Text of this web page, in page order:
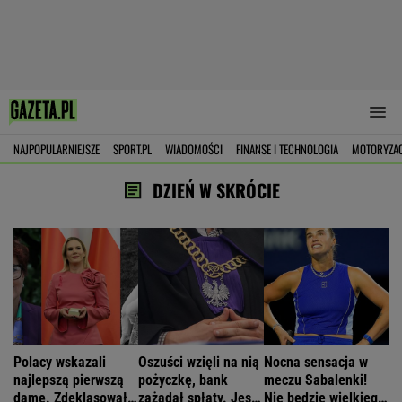
NAJPOPULARNIEJSZE SPORT.PL WIADOMOŚCI FINANSE I TECHNOLOGIA
DZIEŃ W SKRÓCIE
Polacy wskazali
najlepszą pierwszą
damę. Zdeklasowała
Oszuści wzięli na nią
pożyczkę, bank
zażądał spłaty. Jest
Nocna sensacja w
meczu Sabalenki!
Nie będzie wielkiego